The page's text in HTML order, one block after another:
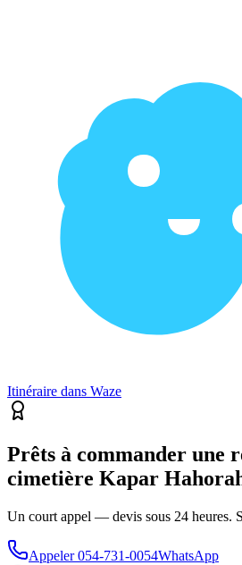
Itinéraire dans Waze
Prêts à commander une
cimetière Kapar
Un court appel — devis sous 24 heures.
Appeler 054-731-0054WhatsApp